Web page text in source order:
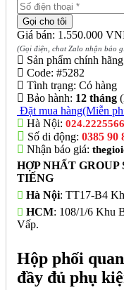
Giá bán: 1.550.000
(Gọi điện, chat Zalo nhận báo
Sản phẩm chính
Code: #5282
Tình trạng: Có hàng
Bảo hành: 12 tháng
Đặt mua hàng(Miễn
Hà Nội:
Số di động: 0385 90
Nhận báo giá:
HỢP NHẤT
TIẾNG
Hà Nội: TT17-B4
HCM: 108/1/6 Khu
Vấp.
Hộp phối
đầy đủ phụ